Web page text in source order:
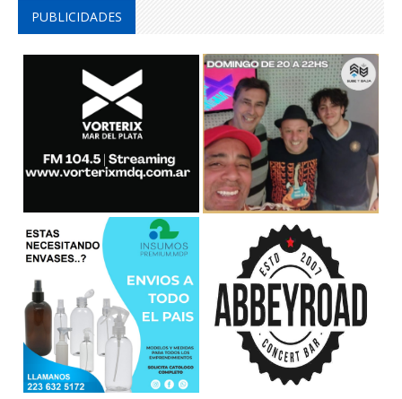
PUBLICIDADES